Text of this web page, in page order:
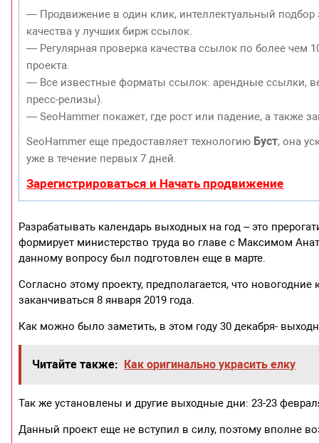
— Продвижение в один клик, интеллектуальный
качества у лучших бирж ссылок.
— Регулярная проверка качества ссылок по более чем
проекта.
— Все известные форматы ссылок: арендные ссылки,
пресс-релизы).
— SeoHammer покажет, где рост или падение, а также
SeoHammer еще предоставляет технологию Буст, она
уже в течение первых 7 дней.
Зарегистрироваться и Начать продвижение
Разрабатывать календарь выходных на год – это
формирует министерство труда во главе с Максимом
данному вопросу был подготовлен еще в марте.
Согласно этому проекту, предполагается, что
заканчиваться 8 января 2019 года.
Как можно было заметить, в этом году 30 декабря-
Читайте также: Как оригинально украсить елку
Так же установлены и другие выходные дни: 23-23
Данный проект еще не вступил в силу, поэтому вполне